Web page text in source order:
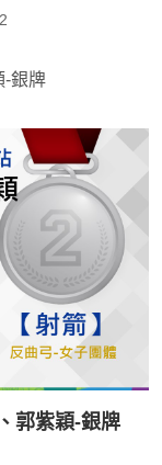
-銀牌
郭紫穎-銀牌